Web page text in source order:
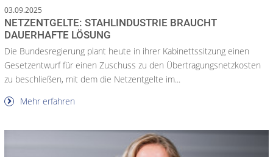
03.09.2025
NETZENTGELTE: STAHLINDUSTRIE BRAUCHT
DAUERHAFTE LÖSUNG
Die Bundesregierung plant heute in ihrer Kabinettssitzung einen
Gesetzentwurf für einen Zuschuss zu den Übertragungsnetzkosten
zu beschließen, mit dem die Netzentgelte im...
Mehr erfahren